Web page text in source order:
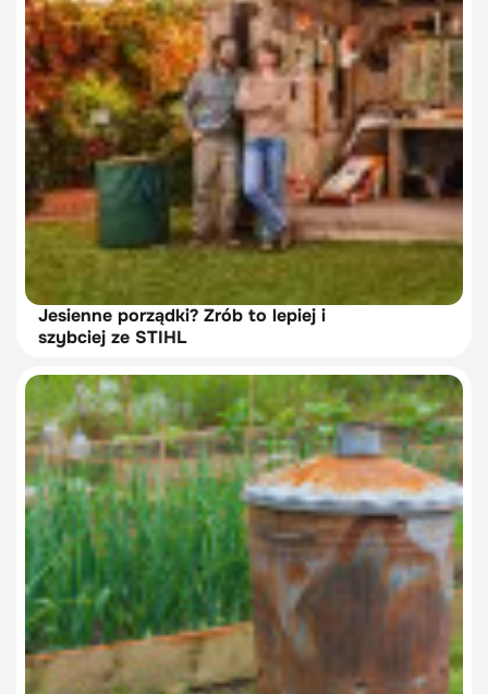
Jesienne porządki? Zrób to lepiej i
szybciej ze STIHL